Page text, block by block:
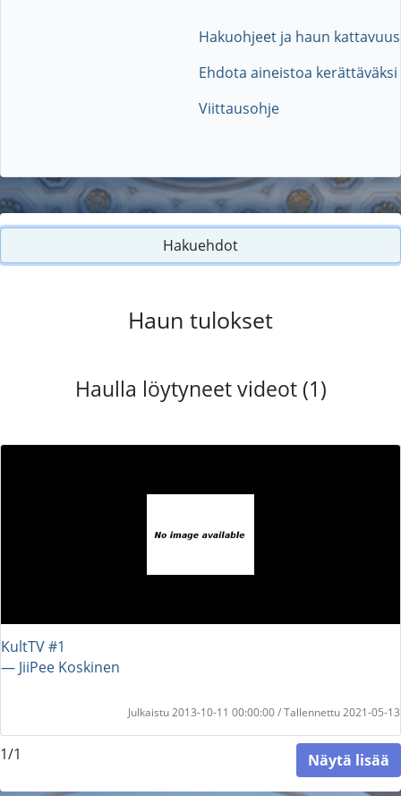
Hakuohjeet ja haun kattavuus
Ehdota aineistoa kerättäväksi
Viittausohje
Hakuehdot
Haun tulokset
Haulla löytyneet videot (1)
KultTV #1
― JiiPee Koskinen
Julkaistu 2013-10-11 00:00:00 / Tallennettu 2021-05-13
1/1 Näytä lisää